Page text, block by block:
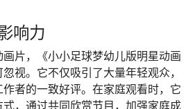
响力
片，《小小足球梦幼儿版明星动画
视。它不仅吸引了大量年轻观众，
者的一致好评。在家庭观看时，它
，通过共同欣赏节目，加强家庭成